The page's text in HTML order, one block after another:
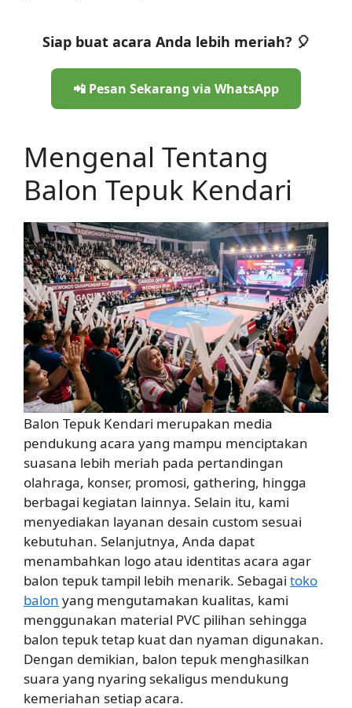
Siap buat acara Anda lebih meriah? 🎈
📲 Pesan Sekarang via WhatsApp
Mengenal Tentang
Balon Tepuk Kendari
Balon Tepuk Kendari merupakan media
pendukung acara yang mampu menciptakan
suasana lebih meriah pada pertandingan
olahraga, konser, promosi, gathering, hingga
berbagai kegiatan lainnya. Selain itu, kami
menyediakan layanan desain custom sesuai
kebutuhan. Selanjutnya, Anda dapat
menambahkan logo atau identitas acara agar
balon tepuk tampil lebih menarik. Sebagai toko
balon yang mengutamakan kualitas, kami
menggunakan material PVC pilihan sehingga
balon tepuk tetap kuat dan nyaman digunakan.
Dengan demikian, balon tepuk menghasilkan
suara yang nyaring sekaligus mendukung
kemeriahan setiap acara.